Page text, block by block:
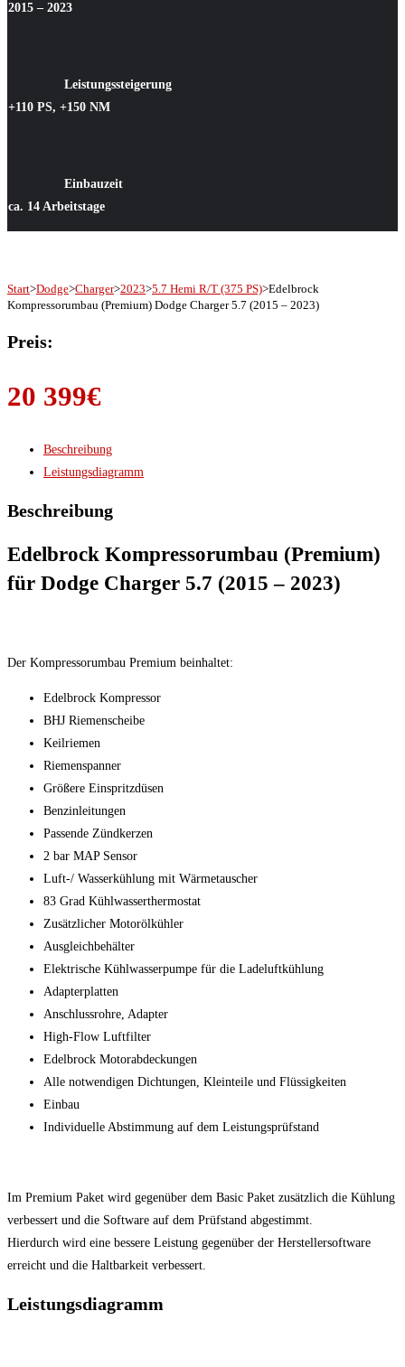
2015 – 2023
Leistungssteigerung
+110 PS, +150 NM
Einbauzeit
ca. 14 Arbeitstage
Start>Dodge>Charger>2023>5.7 Hemi R/T (375 PS)>Edelbrock
Kompressorumbau (Premium) Dodge Charger 5.7 (2015 – 2023)
Preis:
20 399€
Beschreibung
Leistungsdiagramm
Beschreibung
Edelbrock Kompressorumbau (Premium)
für Dodge Charger 5.7 (2015 – 2023)
Der Kompressorumbau Premium beinhaltet:
Edelbrock Kompressor
BHJ Riemenscheibe
Keilriemen
Riemenspanner
Größere Einspritzdüsen
Benzinleitungen
Passende Zündkerzen
2 bar MAP Sensor
Luft-/ Wasserkühlung mit Wärmetauscher
83 Grad Kühlwasserthermostat
Zusätzlicher Motorölkühler
Ausgleichbehälter
Elektrische Kühlwasserpumpe für die Ladeluftkühlung
Adapterplatten
Anschlussrohre, Adapter
High-Flow Luftfilter
Edelbrock Motorabdeckungen
Alle notwendigen Dichtungen, Kleinteile und Flüssigkeiten
Einbau
Individuelle Abstimmung auf dem Leistungsprüfstand
Im Premium Paket wird gegenüber dem Basic Paket zusätzlich die Kühlung
verbessert und die Software auf dem Prüfstand abgestimmt.
Hierdurch wird eine bessere Leistung gegenüber der Herstellersoftware
erreicht und die Haltbarkeit verbessert.
Leistungsdiagramm